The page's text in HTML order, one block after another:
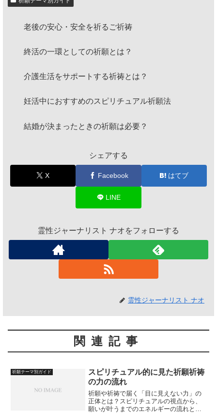
老後の安心・安全を祈るご祈祷
終活の一環としての祈願とは？
介護生活をサポートする祈祷とは？
妊活中におすすめのスピリチュアル祈願法
結婚が決まったときの祈願は必要？
シェアする
X Facebook はてブ
LINE
霊性ジャーナリスト ナオをフォローする
霊性ジャーナリスト ナオ
関連記事
祈願テーマ別ガイド
スピリチュアル的に見た祈願祈祷
の力の流れ
祈願や祈祷で届く「目に見えない力」の
正体とは？スピリチュアルの視点から、
願いが叶うまでのエネルギーの流れとそ